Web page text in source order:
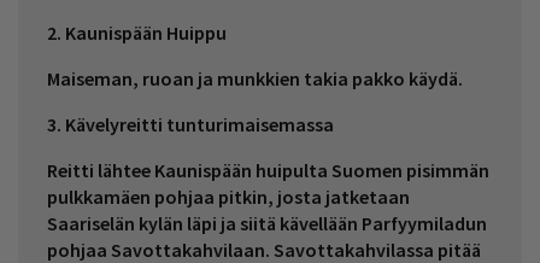
2. Kaunispään Huippu
Maiseman, ruoan ja munkkien takia pakko käydä.
3. Kävelyreitti tunturimaisemassa
Reitti lähtee Kaunispään huipulta Suomen pisimmän
pulkkamäen pohjaa pitkin, josta jatketaan
Saariselän kylän läpi ja siitä kävellään Parfyymiladun
pohjaa Savottakahvilaan. Savottakahvilassa pitää